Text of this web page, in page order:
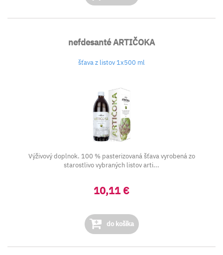
nefdesanté ARTIČOKA
šťava z listov 1x500 ml
Výživový doplnok. 100 % pasterizovaná šťava vyrobená zo
starostlivo vybraných listov arti...
10,11 €
do košíka